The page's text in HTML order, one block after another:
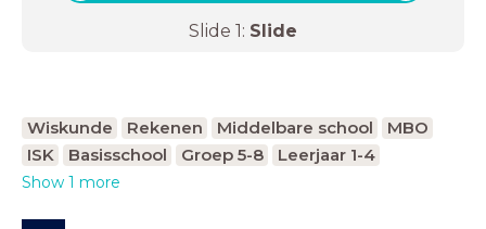
Slide 1: Slide
Wiskunde Rekenen Middelbare school
MBO
ISK
Basisschool Groep 5-8 Leerjaar 1-4
Show 1 more